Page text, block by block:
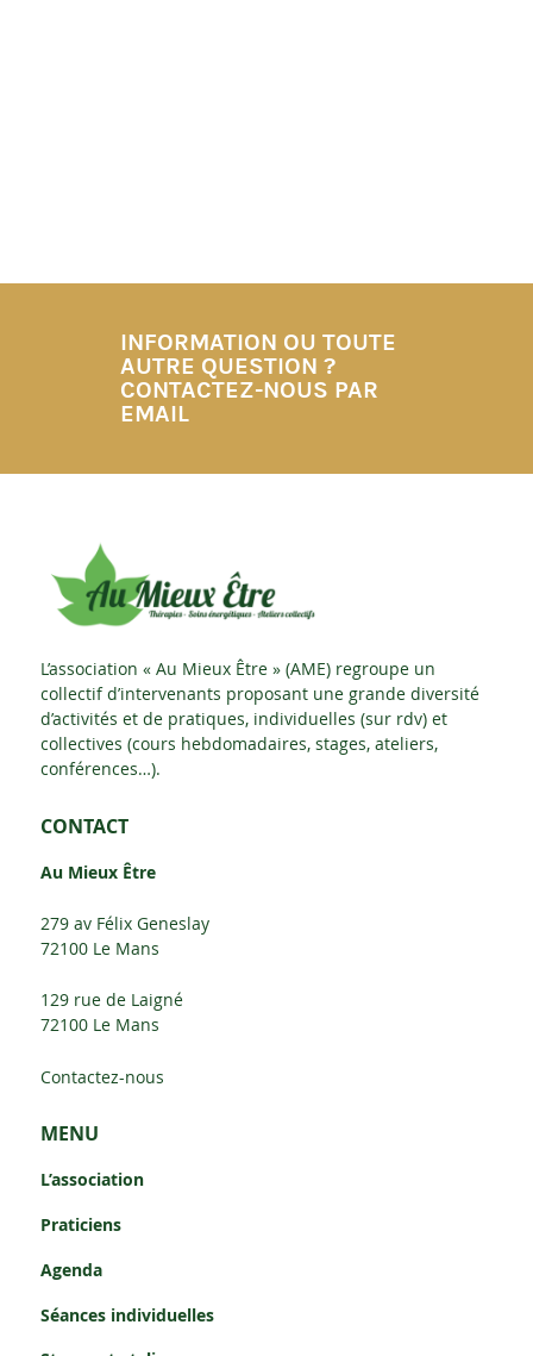
INFORMATION OU TOUTE
AUTRE QUESTION ?
CONTACTEZ-NOUS PAR
EMAIL
L’association « Au Mieux Être » (AME) regroupe un
collectif d’intervenants proposant une grande diversité
d’activités et de pratiques, individuelles (sur rdv) et
collectives (cours hebdomadaires, stages, ateliers,
conférences…).
CONTACT
Au Mieux Être
279 av Félix Geneslay
72100 Le Mans
129 rue de Laigné
72100 Le Mans
Contactez-nous
MENU
L’association
Praticiens
Agenda
Séances individuelles